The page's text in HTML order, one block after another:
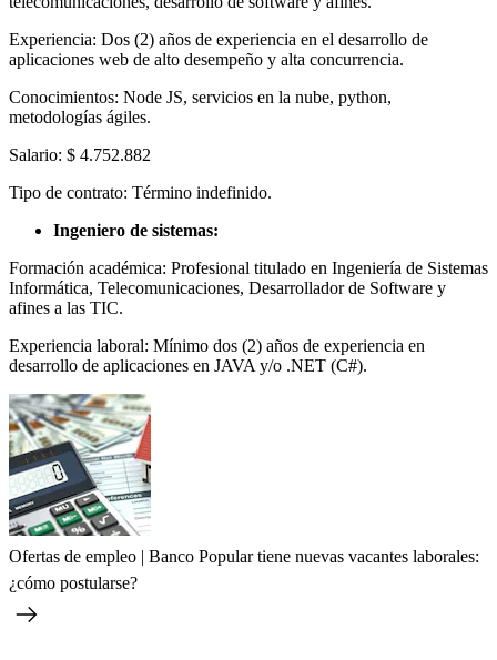
Experiencia: Dos (2) años de experiencia en el desarrollo de
aplicaciones web de alto desempeño y alta concurrencia.
Conocimientos: Node JS, servicios en la nube, python,
metodologías ágiles.
Salario: $ 4.752.882
Tipo de contrato: Término indefinido.
Ingeniero de sistemas:
Formación académica: Profesional titulado en Ingeniería de Sistemas
Informática, Telecomunicaciones, Desarrollador de Software y
afines a las TIC.
Experiencia laboral: Mínimo dos (2) años de experiencia en
desarrollo de aplicaciones en JAVA y/o .NET (C#).
Ofertas de empleo | Banco Popular tiene nuevas vacantes laborales:
¿cómo postularse?